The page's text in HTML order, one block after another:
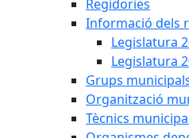
Regidories
Informació dels
Legislatura
Legislatura
Grups
Organització
Tècnics